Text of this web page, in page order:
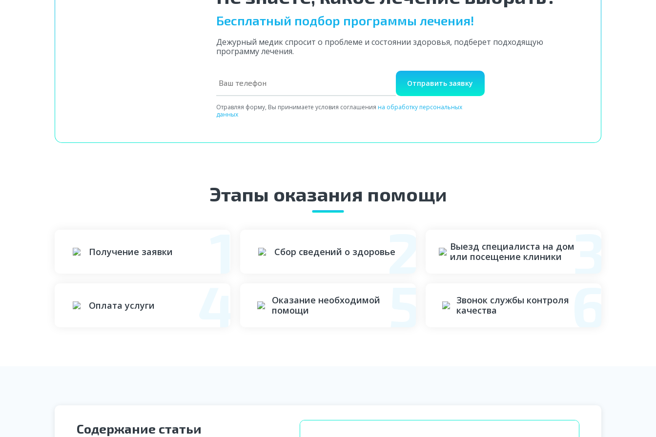
Бесплатный подбор программы лечения!
Дежурный медик спросит о проблеме и состоянии здоровья, подберет подходящую
программу лечения.
Отправить заявку
Отравляя форму, Вы принимаете условия соглашения на обработку персональных
данных
Этапы оказания помощи
Получение заявки Сбор сведений о здоровье
Выезд специалиста на дом
или посещение клиники
Оплата услуги
Оказание необходимой
помощи
Звонок службы контроля
качества
Содержание статьи